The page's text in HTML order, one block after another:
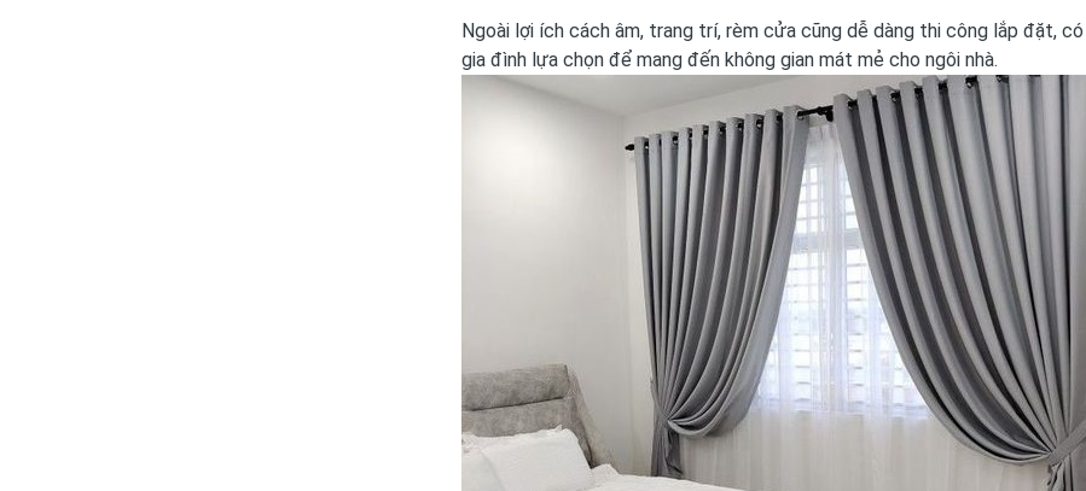
Ngoài lợi ích cách âm, trang trí, rèm cửa cũng dễ dàng thi công lắp đặt,
gia đình lựa chọn để mang đến không gian mát mẻ cho ngôi nhà.